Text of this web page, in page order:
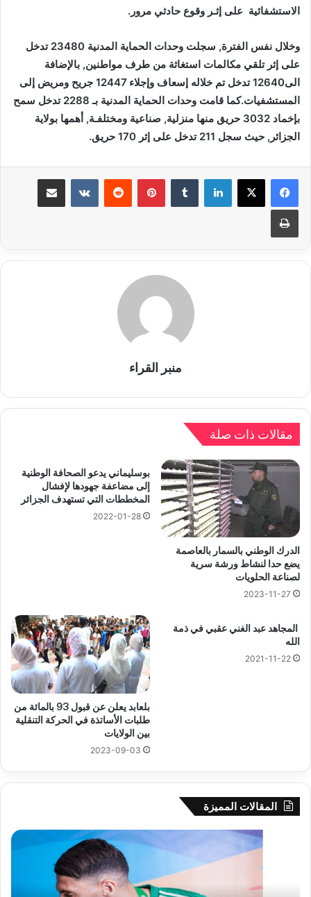
الاستشفائية على إثـر وقوع حادثي مرور.
وخلال نفس الفترة, سجلت وحدات الحماية المدنية 23480 تدخل
على إثر تلقي مكالمات استغاثة من طرف مواطنين, بالإضافة
الى12640 تدخل تم خلاله إسعاف وإجلاء 12447 جريح ومريض إلى
المستشفيات.كما قامت وحدات الحماية المدنية بـ 2288 تدخل سمح
بإخماد 3032 حريق منها منزلية, صناعية ومختلفـة, أهمها بولاية
الجزائر, حيث سجل 211 تدخل على إثر 170 حريق.
لينكدإن بينتيريست
طباعة
منبر القراء
مقالات ذات صلة
الدرك الوطني بالسمار بالعاصمة
يضع حدا لنشاط ورشة سرية
لصناعة الحلويات
2023-11-27
بوسليماني يدعو الصحافة الوطنية
إلى مضاعفة جهودها لإفشال
المخططات التي تستهدف الجزائر
2022-01-28
المجاهد عبد الغني عقبي في ذمة
الله
2021-11-22
بلعابد يعلن عن قبول 93 بالمائة من
طلبات الأساتذة في الحركة التنقلية
بين الولايات
2023-09-03
المقالات المميزة